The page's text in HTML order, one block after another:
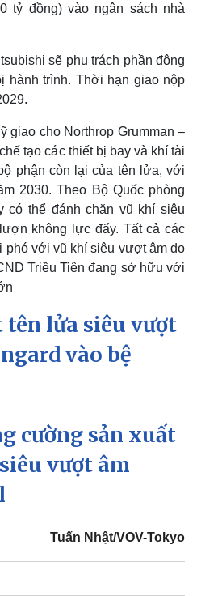
Giá vàng
Tiêu dùng
Tỷ giá
Chứng khoán
Giá cà phê
tỷ đồng) vào ngân sách nhà
sẽ phụ trách phần động
hành trình. Thời hạn giao nộp
giao cho Northrop Grumman –
tạo các thiết bị bay và khí tài
phận còn lại của tên lửa, với
2030. Theo Bộ Quốc phòng
có thể đánh chặn vũ khí siêu
không lực đẩy. Tất cả các
phó với vũ khí siêu vượt âm do
Triều Tiên đang sở hữu với
tên lửa siêu vượt
vào bệ
cường sản xuất
vượt âm
Tuấn Nhật/VOV-Tokyo